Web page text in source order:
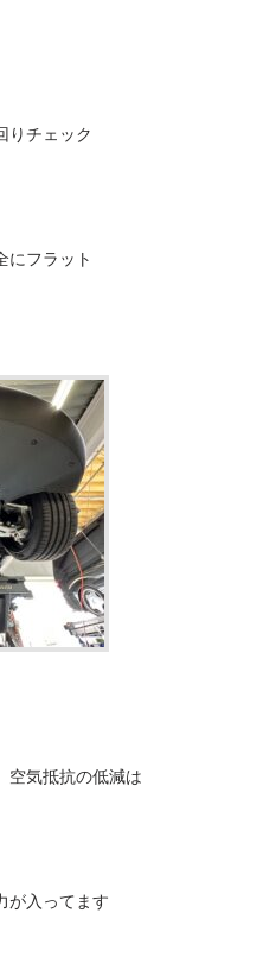
りチェック
にフラット
空気抵抗の低減は
が入ってます